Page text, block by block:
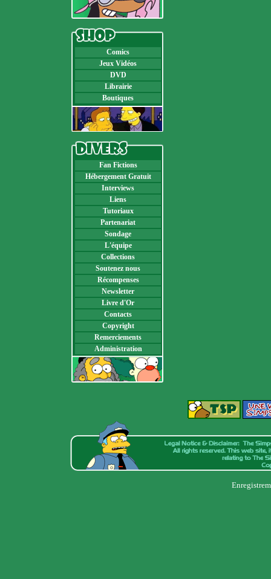
Comics
Jeux Vidéos
DVD
Librairie
Boutiques
Fan Fictions
Hébergement Gratuit
Interviews
Liens
Tutoriaux
Partenariat
Sondage
L'équipe
Collections
Soutenez nous
Récompenses
Newsletter
Livre d'Or
Contacts
Copyright
Remerciements
Administration